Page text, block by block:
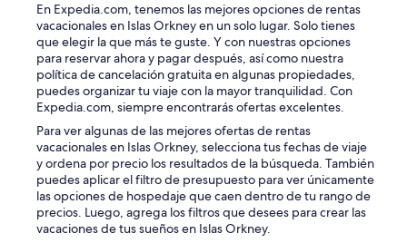
En Expedia.com, tenemos las mejores opciones de rentas
vacacionales en Islas Orkney en un solo lugar. Solo tienes
que elegir la que más te guste. Y con nuestras opciones
para reservar ahora y pagar después, así como nuestra
política de cancelación gratuita en algunas propiedades,
puedes organizar tu viaje con la mayor tranquilidad. Con
Expedia.com, siempre encontrarás ofertas excelentes.
Para ver algunas de las mejores ofertas de rentas
vacacionales en Islas Orkney, selecciona tus fechas de viaje
y ordena por precio los resultados de la búsqueda. También
puedes aplicar el filtro de presupuesto para ver únicamente
las opciones de hospedaje que caen dentro de tu rango de
precios. Luego, agrega los filtros que desees para crear las
vacaciones de tus sueños en Islas Orkney.